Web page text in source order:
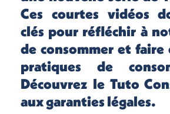
Ces courtes vidéos
clés pour réfléchir à
de consommer et faire
pratiques de
Découvrez le Tuto
aux garanties légales.